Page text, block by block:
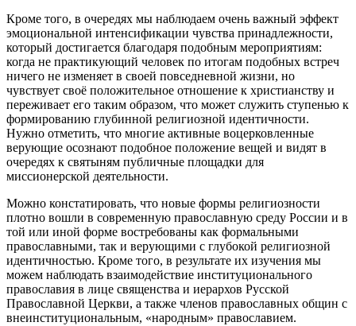
Кроме того, в очередях мы наблюдаем очень важный эффект
эмоциональной интенсификации чувства принадлежности,
который достигается благодаря подобным мероприятиям:
когда не практикующий человек по итогам подобных встреч
ничего не изменяет в своей повседневной жизни, но
чувствует своё положительное отношение к христианству и
переживает его таким образом, что может служить ступенью к
формированию глубинной религиозной идентичности.
Нужно отметить, что многие активные воцерковленные
верующие осознают подобное положение вещей и видят в
очередях к святыням публичные площадки для
миссионерской деятельности.
Можно констатировать, что новые формы религиозности
плотно вошли в современную православную среду России и в
той или иной форме востребованы как формальными
православными, так и верующими с глубокой религиозной
идентичностью. Кроме того, в результате их изучения мы
можем наблюдать взаимодействие институционального
православия в лице священства и иерархов Русской
Православной Церкви, а также членов православных общин с
внеинституциональным, «народным» православием.